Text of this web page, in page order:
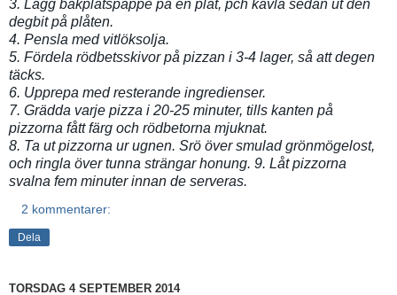
3. Lägg bakplåtspappe på en plåt, pch kavla sedan ut den
degbit på plåten.
4. Pensla med vitlöksolja.
5. Fördela rödbetsskivor på pizzan i 3-4 lager, så att degen
täcks.
6. Upprepa med resterande ingredienser.
7. Grädda varje pizza i 20-25 minuter, tills kanten på
pizzorna fått färg och rödbetorna mjuknat.
8. Ta ut pizzorna ur ugnen. Srö över smulad grönmögelost,
och ringla över tunna strängar honung. 9. Låt pizzorna
svalna fem minuter innan de serveras.
2 kommentarer:
Dela
TORSDAG 4 SEPTEMBER 2014